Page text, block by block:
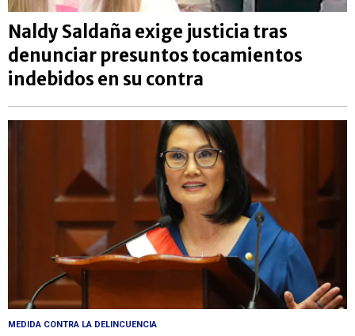
Naldy Saldaña exige justicia tras
denunciar presuntos tocamientos
indebidos en su contra
MEDIDA CONTRA LA DELINCUENCIA